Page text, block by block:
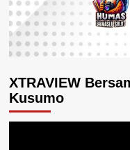
XTRAVIEW
Kusumo